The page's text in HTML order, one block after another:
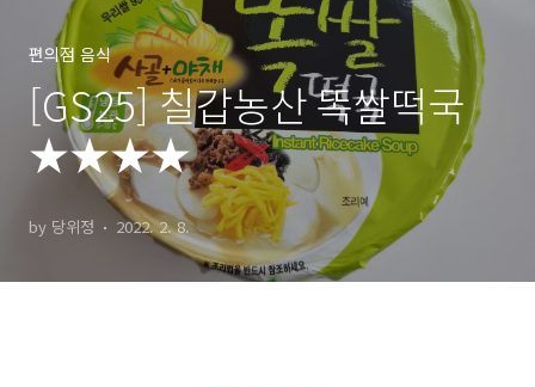
편의점 음식
[GS25] 칠갑농산 똑쌀떡국
★★★★
by 당위정 2022. 2. 8.